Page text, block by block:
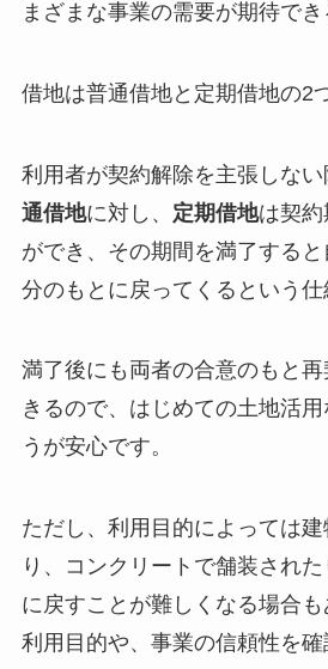
まざまな事業の需要が期待でき
借地は普通借地と定期借地の2
利用者が契約解除を主張しない
通借地に対し、 定期借地は契約
ができ、その期間を満了する
分のもとに戻ってくるという仕
満了後にも両者の合意のもと
きるので、はじめての土地活
うが安心です。
ただし、利用目的によっては
り、コンクリートで舗装され
に戻すことが難しくなる場合
利用目的や、 事業の信頼性を